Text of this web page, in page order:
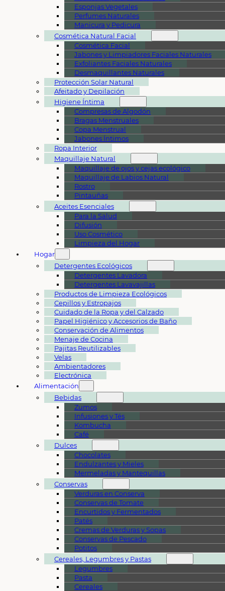
Esponjas Vegetales
Perfumes Naturales
Manicura y Pedicura
Cosmética Natural Facial
Cosmética Facial
Jabones y Limpiadores Faciales Naturales
Exfoliantes Faciales Naturales
Desmaquillantes Naturales
Protección Solar Natural
Afeitado y Depilación
Higiene Íntima
Compresas de Algodón
Bragas Menstruales
Copa Menstrual
Jabones Íntimos
Ropa Interior
Maquillaje Natural
Maquillaje de ojos y cejas ecológico
Maquillaje de Labios Natural
Rostro
Pintauñas
Aceites Esenciales
Para la Salud
Difusión
Uso Cosmético
Limpieza del Hogar
Hogar
Detergentes Ecológicos
Detergentes Lavadora
Detergentes Lavavajillas
Productos de Limpieza Ecológicos
Cepillos y Estropajos
Cuidado de la Ropa y del Calzado
Papel Higiénico y Accesorios de Baño
Conservación de Alimentos
Menaje de Cocina
Pajitas Reutilizables
Velas
Ambientadores
Electrónica
Alimentación
Bebidas
Zumos
Infusiones y Tés
Kombucha
Café
Dulces
Chocolates
Endulzantes y Mieles
Mermeladas y Mantequillas
Conservas
Verduras en Conserva
Conservas de Tomate
Encurtidos y Fermentados
Patés
Cremas de Verduras y Sopas
Conservas de Pescado
Potitos
Cereales, Legumbres y Pastas
Legumbres
Pasta
Cereales